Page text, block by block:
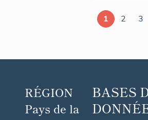
1 2 3
RÉGION
Pays de la
BASES